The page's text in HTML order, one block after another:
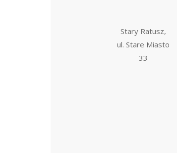
Stary Ratusz,
ul. Stare Miasto
33